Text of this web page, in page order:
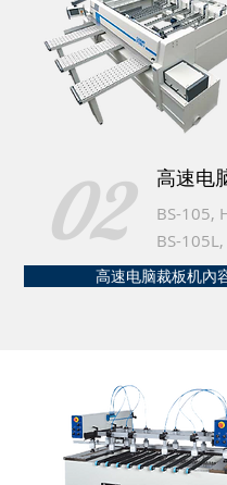
02 高速电
BS-105,
BS-
高速电脑裁板机內